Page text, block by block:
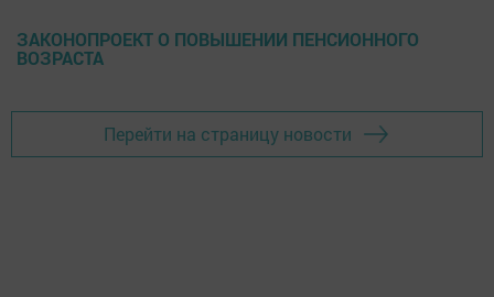
ЗАКОНОПРОЕКТ О ПОВЫШЕНИИ ПЕНСИОННОГО
ВОЗРАСТА
Перейти на страницу новости